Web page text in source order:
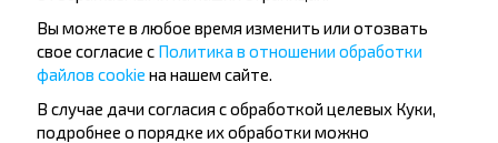
Как купить билет?
Вы можете в любое время изменить или отозвать
свое согласие с Политика в отношении обработки
файлов cookie на нашем сайте.
В случае дачи согласия с обработкой целевых Куки,
подробнее о порядке их обработки можно